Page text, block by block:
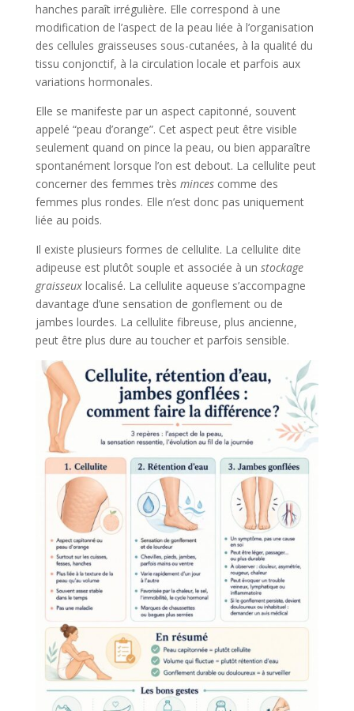
hanches paraît irrégulière. Elle correspond à une
modification de l’aspect de la peau liée à l’organisation
des cellules graisseuses sous-cutanées, à la qualité du
tissu conjonctif, à la circulation locale et parfois aux
variations hormonales.
Elle se manifeste par un aspect capitonné, souvent
appelé “peau d’orange”. Cet aspect peut être visible
seulement quand on pince la peau, ou bien apparaître
spontanément lorsque l’on est debout. La cellulite peut
concerner des femmes très minces comme des
femmes plus rondes. Elle n’est donc pas uniquement
liée au poids.
Il existe plusieurs formes de cellulite. La cellulite dite
adipeuse est plutôt souple et associée à un stockage
graisseuxlocalisé. La cellulite aqueuse s’accompagne
davantage d’une sensation de gonflement ou de
jambes lourdes. La cellulite fibreuse, plus ancienne,
peut être plus dure au toucher et parfois sensible.